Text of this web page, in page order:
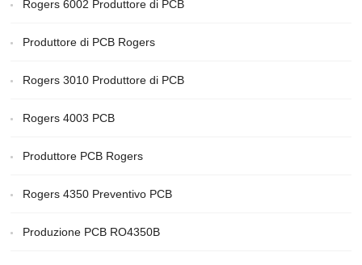
Rogers 6002 Produttore di PCB
Produttore di PCB Rogers
Rogers 3010 Produttore di PCB
Rogers 4003 PCB
Produttore PCB Rogers
Rogers 4350 Preventivo PCB
Produzione PCB RO4350B